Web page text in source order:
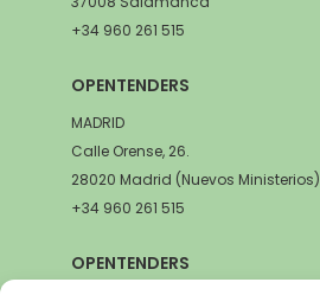
+34 960 261 515
OPENTENDERS
MADRID
Calle Orense, 26.
28020 Madrid (Nuevos Ministerios)
+34 960 261 515
OPENTENDERS